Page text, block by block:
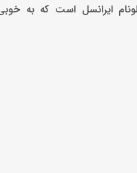
ایرانسل است که به